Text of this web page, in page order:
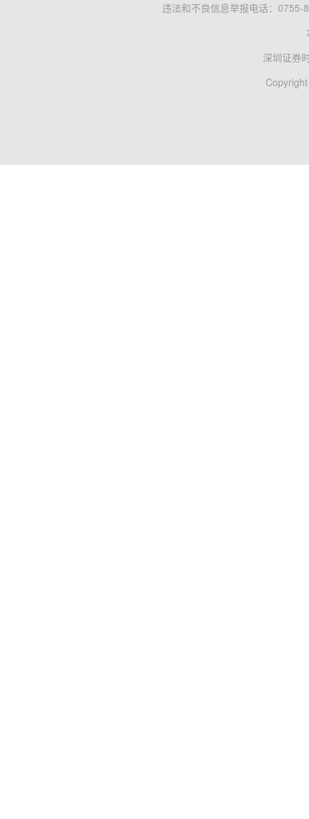
违法和不良信息举报电话：0755-
深圳证券